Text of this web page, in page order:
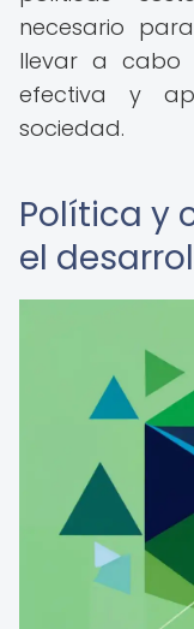
necesario
llevar a cabo
efectiva y
sociedad.
Política y
el